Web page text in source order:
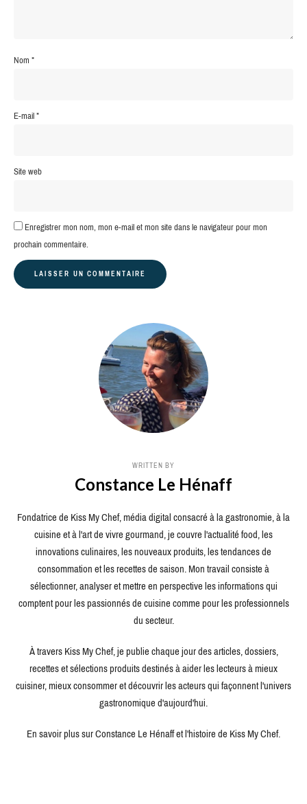
Nom*
E-mail*
Site web
Enregistrer mon nom, mon e-mail et mon site dans le navigateur pour mon
prochain commentaire.
WRITTEN BY
Constance Le Hénaff
Fondatrice de Kiss My Chef, média digital consacré à la gastronomie, à la
cuisine et à l'art de vivre gourmand, je couvre l'actualité food, les
innovations culinaires, les nouveaux produits, les tendances de
consommation et les recettes de saison. Mon travail consiste à
sélectionner, analyser et mettre en perspective les informations qui
comptent pour les passionnés de cuisine comme pour les professionnels
du secteur.
À travers Kiss My Chef, je publie chaque jour des articles, dossiers,
recettes et sélections produits destinés à aider les lecteurs à mieux
cuisiner, mieux consommer et découvrir les acteurs qui façonnent l'univers
gastronomique d'aujourd'hui.
En savoir plus sur Constance Le Hénaff et l'histoire de Kiss My Chef.